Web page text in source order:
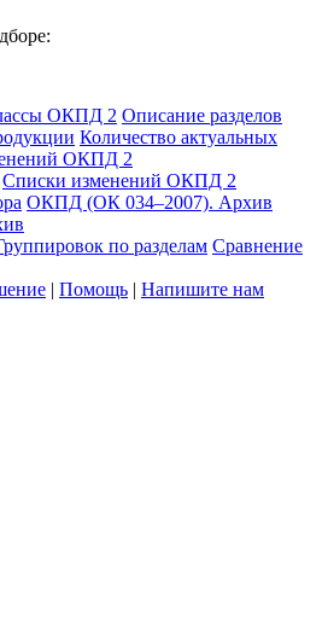
ОКПД 2 Описание разделов
Количество актуальных
ОКПД 2
Списки изменений ОКПД 2
ОКПД (ОК 034–2007). Архив
по разделам Сравнение
| Помощь | Напишите нам